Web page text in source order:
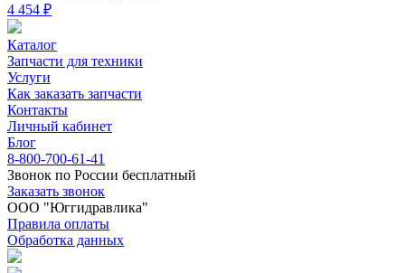
4 454 ₽
Каталог
Запчасти для техники
Услуги
Как заказать запчасти
Контакты
Личный кабинет
Блог
8-800-700-61-41
Звонок по России бесплатный
Заказать звонок
ООО "Юггидравлика"
Правила оплаты
Обработка данных